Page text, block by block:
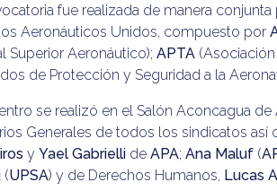
fue realizada de manera conjunta
Aeronáuticos Unidos, compuesto por
Superior Aeronáutico);APTA
de Protección y Seguridad a la
se realizó en el Salón Aconcagua
Generales de todos los sindicatos
yYael Gabrielli deAPA;Ana Maluf (
(UPSA) y de Derechos Humanos, Lucas